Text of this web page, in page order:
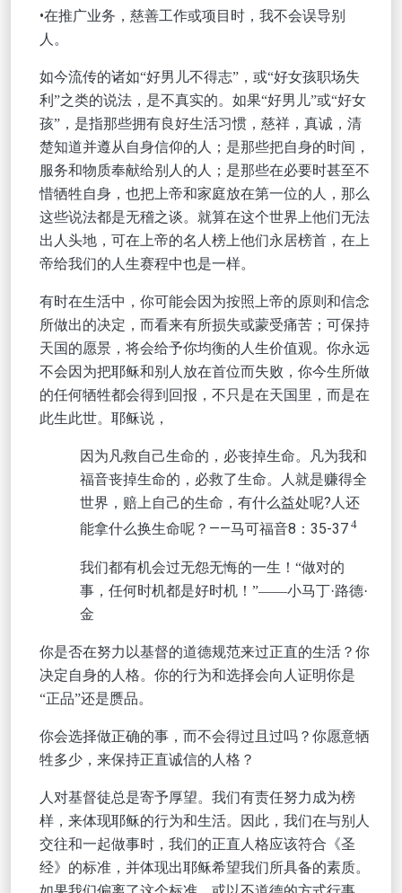
•在推广业务，慈善工作或项目时，我不会误导别
人。
如今流传的诸如“好男儿不得志” ， 或“好女孩职场失
利”之类的说法 ，是不真实的。如果“好男儿”或“好女
孩” ，是指那些拥有良好生活习惯，慈祥，真诚，清
楚知道并遵从自身信仰的人；是那些把自身的时间，
服务和物质奉献给别人的人；是那些在必要时甚至不
惜牺牲自身，也把上帝和家庭放在第一位的人，那么
这些说法都是无稽之谈。就算在这个世界上他们无法
出人头地，可在上帝的名人榜上他们永居榜首，在上
帝给我们的人生赛程中也是一样。
有时在生活中，你可能会因为按照上帝的原则和信念
所做出的决定，而看来有所损失或蒙受痛苦；可保持
天国的愿景，将会给予你均衡的人生价值观。你永远
不会因为把耶稣和别人放在首位而失败，你今生所做
的任何牺牲都会得到回报，不只是在天国里，而是在
此生此世。耶稣说，
因为凡救自己生命的，必丧掉生命。凡为我和
福音丧掉生命的，必救了生命。人就是赚得全
世界，赔上自己的生命，有什么益处呢?人还
能拿什么换生命呢？——马可福音8：35-37 4
我们都有机会过无怨无悔的一生 ！ “做对的
事，任何时机都是好时机 ！ ”——小马丁·路德·
金
你是否在努力以基督的道德规范来过正直的生活？你
决定自身的人格。你的行为和选择会向人证明你是
“正品”还是赝品。
你会选择做正确的事，而不会得过且过吗？你愿意牺
牲多少，来保持正直诚信的人格？
人对基督徒总是寄予厚望。我们有责任努力成为榜
样，来体现耶稣的行为和生活。因此，我们在与别人
交往和一起做事时，我们的正直人格应该符合《圣
经》的标准，并体现出耶稣希望我们所具备的素质。